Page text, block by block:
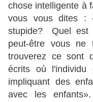
chose intelligente à
vous vous dites
stupide? Quel est
peut-être vous ne
trouverez ce sont
écrits où l'individu
impliquant des
avec les